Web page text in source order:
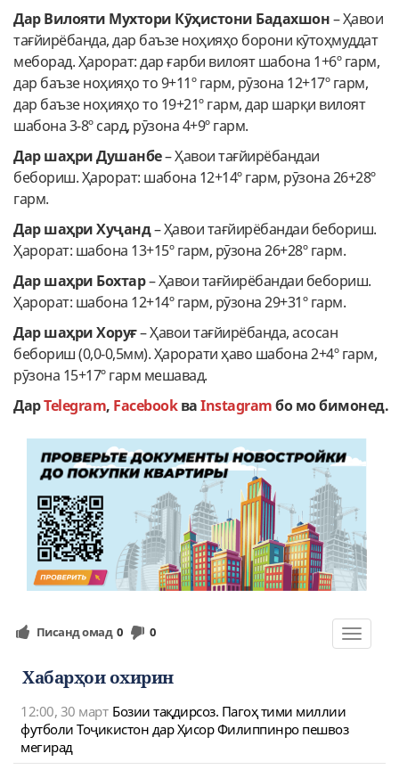
Дар Вилояти Мухтори Кӯҳистони Бадахшон– Ҳавои
тағйирёбанда, дар баъзе ноҳияҳо борони кӯтоҳмуддат
меборад. Ҳарорат: дар ғарби вилоят шабона 1+6º гарм,
дар баъзе ноҳияҳо то 9+11º гарм, рӯзона 12+17º гарм,
дар баъзе ноҳияҳо то 19+21º гарм, дар шарқи вилоят
шабона 3-8º сард, рӯзона 4+9º гарм.
Дар шаҳри Душанбе– Ҳавои тағйирёбандаи
бебориш. Ҳарорат: шабона 12+14º гарм, рӯзона 26+28º
гарм.
Дар шаҳри Хуҷанд– Ҳавои тағйирёбандаи бебориш.
Ҳарорат: шабона 13+15º гарм, рӯзона 26+28º гарм.
Дар шаҳри Бохтар– Ҳавои тағйирёбандаи бебориш.
Ҳарорат: шабона 12+14º гарм, рӯзона 29+31º гарм.
Дар шаҳри Хоруғ– Ҳавои тағйирёбанда, асосан
бебориш (0,0-0,5мм). Ҳарорати ҳаво шабона 2+4º гарм,
рӯзона 15+17º гарм мешавад.
ДарTelegram, FacebookваInstagramбо мо бимонед.
Toggle
Писанд омад 0 0
Хабарҳои охирин
12:00, 30 март Бозии тақдирсоз. Пагоҳ тими миллии
футболи Тоҷикистон дар Ҳисор Филиппинро пешвоз
мегирад